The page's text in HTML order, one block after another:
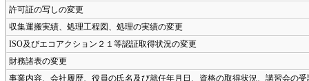
許可証の写しの変更
収集運搬実績、処理工程図、処理の実績の変更
ISO及びエコアクション２１等認証取得状況の変更
財務諸表の変更
事業内容、会社履歴、役員の氏名及び就任年月日、資格の取得状況、講習会の